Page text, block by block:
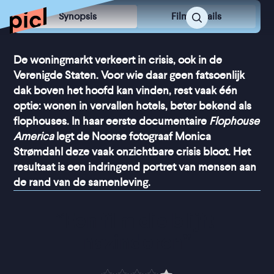
Synopsis Film Details
De woningmarkt verkeert in crisis, ook in de
Verenigde Staten. Voor wie daar geen fatsoenlijk
dak boven het hoofd kan vinden, rest vaak één
optie: wonen in vervallen hotels, beter bekend als
flophouses. In haar eerste documentaire Flophouse
Americalegt de Noorse fotograaf Monica
Strømdahl deze vaak onzichtbare crisis bloot. Het
resultaat is een indringend portret van mensen aan
de rand van de samenleving.